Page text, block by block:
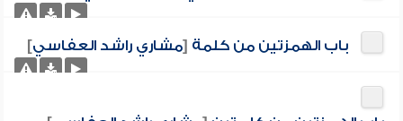
باب الهمزتين من كلمة [مشاري راشد العفاسي]